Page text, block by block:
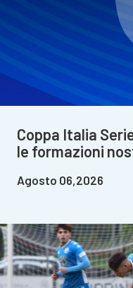
Coppa Italia
le formazioni
Agosto 06,2026